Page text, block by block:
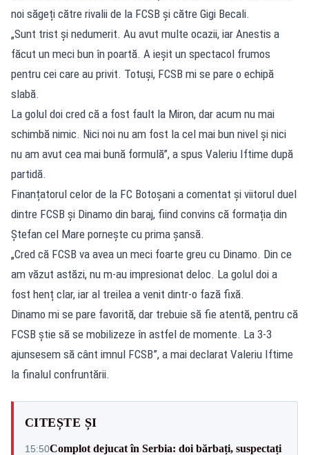
noi săgeți către rivalii de la FCSB și către Gigi Becali.
„Sunt trist și nedumerit. Au avut multe ocazii, iar Anestis a
făcut un meci bun în poartă. A ieșit un spectacol frumos
pentru cei care au privit. Totuși, FCSB mi se pare o echipă
slabă.
La golul doi cred că a fost fault la Miron, dar acum nu mai
schimbă nimic. Nici noi nu am fost la cel mai bun nivel și nici
nu am avut cea mai bună formulă”, a spus Valeriu Iftime după
partidă.
Finanțatorul celor de la FC Botoșani a comentat și viitorul duel
dintre FCSB și Dinamo din baraj, fiind convins că formația din
Ștefan cel Mare pornește cu prima șansă.
„Cred că FCSB va avea un meci foarte greu cu Dinamo. Din ce
am văzut astăzi, nu m-au impresionat deloc. La golul doi a
fost henț clar, iar al treilea a venit dintr-o fază fixă.
Dinamo mi se pare favorită, dar trebuie să fie atentă, pentru că
FCSB știe să se mobilizeze în astfel de momente. La 3-3
ajunsesem să cânt imnul FCSB”, a mai declarat Valeriu Iftime
la finalul confruntării.
CITEȘTE ȘI
15:50Complot dejucat în Serbia: doi bărbați, suspectați